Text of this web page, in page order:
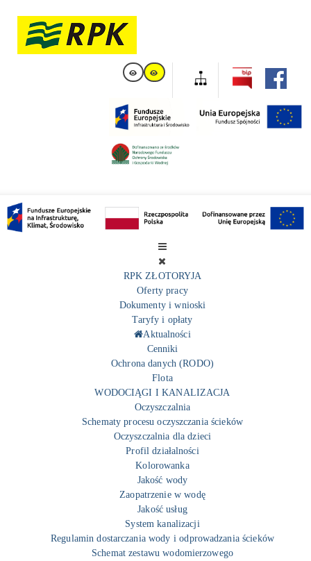
RPK ZŁOTORYJA
Oferty pracy
Dokumenty i wnioski
Taryfy i opłaty
Aktualności
Cenniki
Ochrona danych (RODO)
Flota
WODOCIĄGI I KANALIZACJA
Oczyszczalnia
Schematy procesu oczyszczania ścieków
Oczyszczalnia dla dzieci
Profil działalności
Kolorowanka
Jakość wody
Zaopatrzenie w wodę
Jakość usług
System kanalizacji
Regulamin dostarczania wody i odprowadzania ścieków
Schemat zestawu wodomierzowego